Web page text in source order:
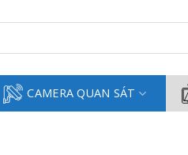
CAMERA QUAN SÁT